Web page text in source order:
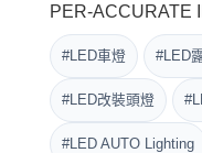
PER-ACCURATE
#LED車燈 #LED
#LED改裝頭燈
#LED AUTO Lighting